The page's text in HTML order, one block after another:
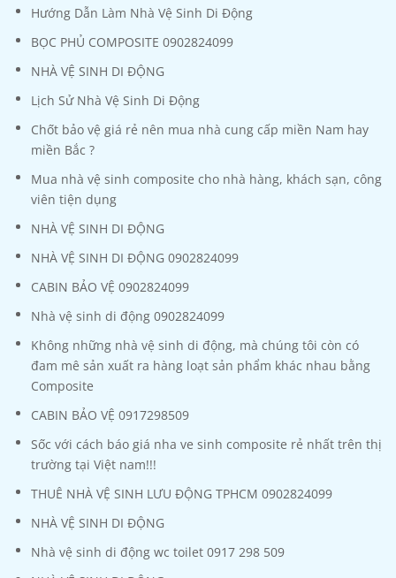
Hướng Dẫn Làm Nhà Vệ Sinh Di Động
BỌC PHỦ COMPOSITE 0902824099
NHÀ VỆ SINH DI ĐỘNG
Lịch Sử Nhà Vệ Sinh Di Động
Chốt bảo vệ giá rẻ nên mua nhà cung cấp miền Nam hay
miền Bắc ?
Mua nhà vệ sinh composite cho nhà hàng, khách sạn, công
viên tiện dụng
NHÀ VỆ SINH DI ĐỘNG
NHÀ VỆ SINH DI ĐỘNG 0902824099
CABIN BẢO VỆ 0902824099
Nhà vệ sinh di động 0902824099
Không những nhà vệ sinh di động, mà chúng tôi còn có
đam mê sản xuất ra hàng loạt sản phẩm khác nhau bằng
Composite
CABIN BẢO VỆ 0917298509
Sốc với cách báo giá nha ve sinh composite rẻ nhất trên thị
trường tại Việt nam!!!
THUÊ NHÀ VỆ SINH LƯU ĐỘNG TPHCM 0902824099
NHÀ VỆ SINH DI ĐỘNG
Nhà vệ sinh di động wc toilet 0917 298 509